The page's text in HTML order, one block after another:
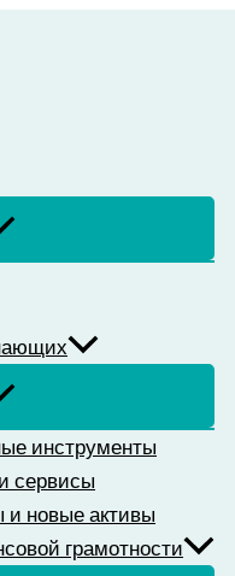
инструменты
сервисы
и новые активы
грамотности